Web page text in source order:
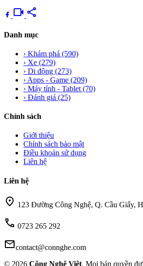
videocam share
Danh mục
› Khám phá (590)
› Xe (279)
› Di động (273)
› Apps - Game (209)
› Máy tính - Tablet (70)
› Đánh giá (25)
Chính sách
Giới thiệu
Chính sách bảo mật
Điều khoản sử dụng
Liên hệ
Liên hệ
location_on 123 Đường Công Nghệ, Q. Cầu Giấy,
call 0723 265 292
mailcontact@connghe.com
© 2026 Công Nghệ Việt. Mọi bản quyền